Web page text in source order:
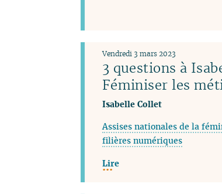
3 questions à
Féminiser les
Vendredi 3 mars 2023
Isabelle Collet
Assises nationales de la
filières numériques
Lire